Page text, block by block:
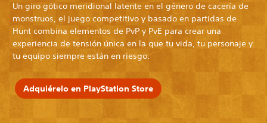
Un giro gótico meridional latente en el género de cacería de
monstruos, el juego competitivo y basado en partidas de
Hunt combina elementos de PvP y PvE para crear una
experiencia de tensión única en la que tu vida, tu personaje y
tu equipo siempre están en riesgo.
Adquiérelo en PlayStation Store